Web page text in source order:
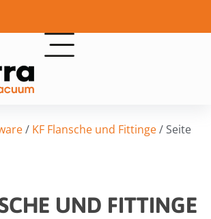
/ KF Flansche und Fittinge/ Seite
UND FITTINGE